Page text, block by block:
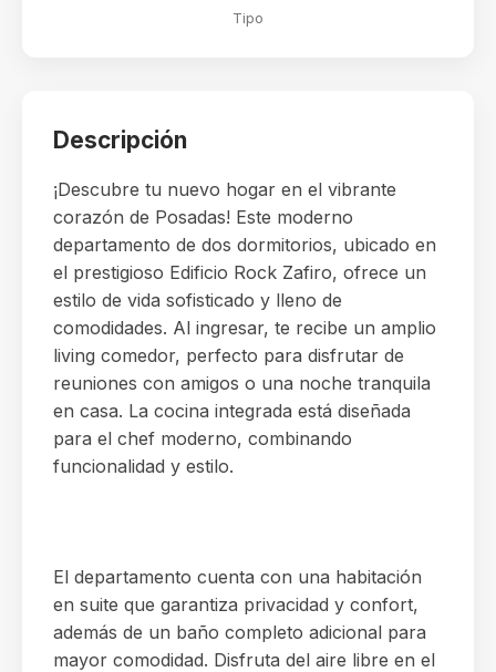
Tipo
Descripción
¡Descubre tu nuevo hogar en el vibrante
corazón de Posadas! Este moderno
departamento de dos dormitorios, ubicado en
el prestigioso Edificio Rock Zafiro, ofrece un
estilo de vida sofisticado y lleno de
comodidades. Al ingresar, te recibe un amplio
living comedor, perfecto para disfrutar de
reuniones con amigos o una noche tranquila
en casa. La cocina integrada está diseñada
para el chef moderno, combinando
funcionalidad y estilo.
El departamento cuenta con una habitación
en suite que garantiza privacidad y confort,
además de un baño completo adicional para
mayor comodidad. Disfruta del aire libre en el